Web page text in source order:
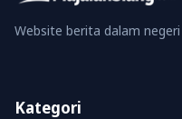
Website berita dalam
Kategori